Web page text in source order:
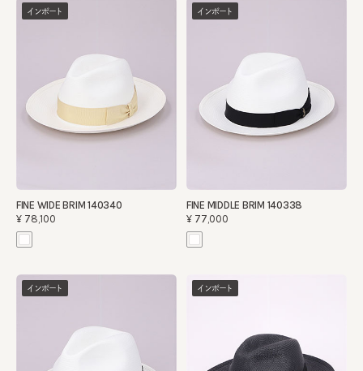
インポート
FINE WIDE BRIM 140340
¥78,100
インポート
FINE MIDDLE BRIM 140338
¥77,000
インポート インポート